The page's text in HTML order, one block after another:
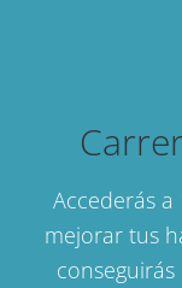
Accederás
mejorar tus